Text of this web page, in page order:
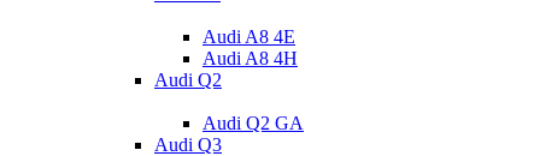
Audi A8 4E
Audi A8 4H
Audi Q2
Audi Q2 GA
Audi Q3